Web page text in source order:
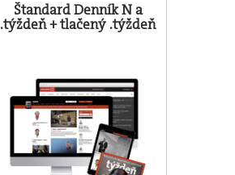
Štandard Denník N a
.týždeň + tlačený .týždeň